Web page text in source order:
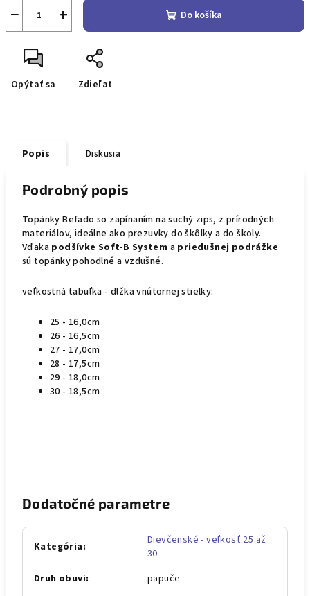
+
− Do košíka
Opýtať sa Zdieľať
Popis Diskusia
Podrobný popis
Topánky Befado so zapínaním na suchý zips, z prírodných
materiálov, ideálne ako prezuvky do škôlky a do školy.
Vďaka podšívke Soft-B System a priedušnej podrážke
sú topánky pohodlné a vzdušné.
veľkostná tabuľka - dlžka vnútornej stielky:
25 - 16,0cm
26 - 16,5cm
27 - 17,0cm
28 - 17,5cm
29 - 18,0cm
30 - 18,5cm
Dodatočné parametre
Kategória:
Dievčenské - veľkosť 25 až
30
Druh obuvi:
papuče